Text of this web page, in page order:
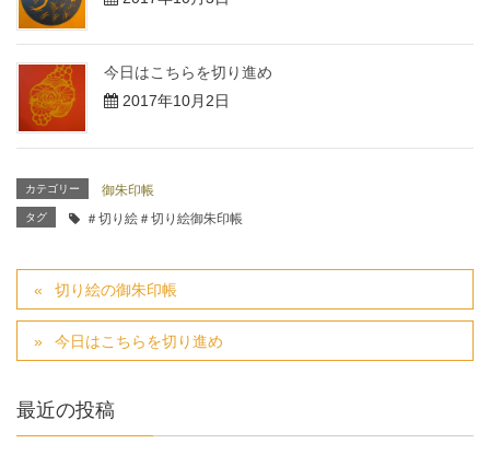
今日はこちらを切り進め
2017年10月2日
カテゴリー 御朱印帳
タグ ＃切り絵＃切り絵御朱印帳
切り絵の御朱印帳
今日はこちらを切り進め
最近の投稿